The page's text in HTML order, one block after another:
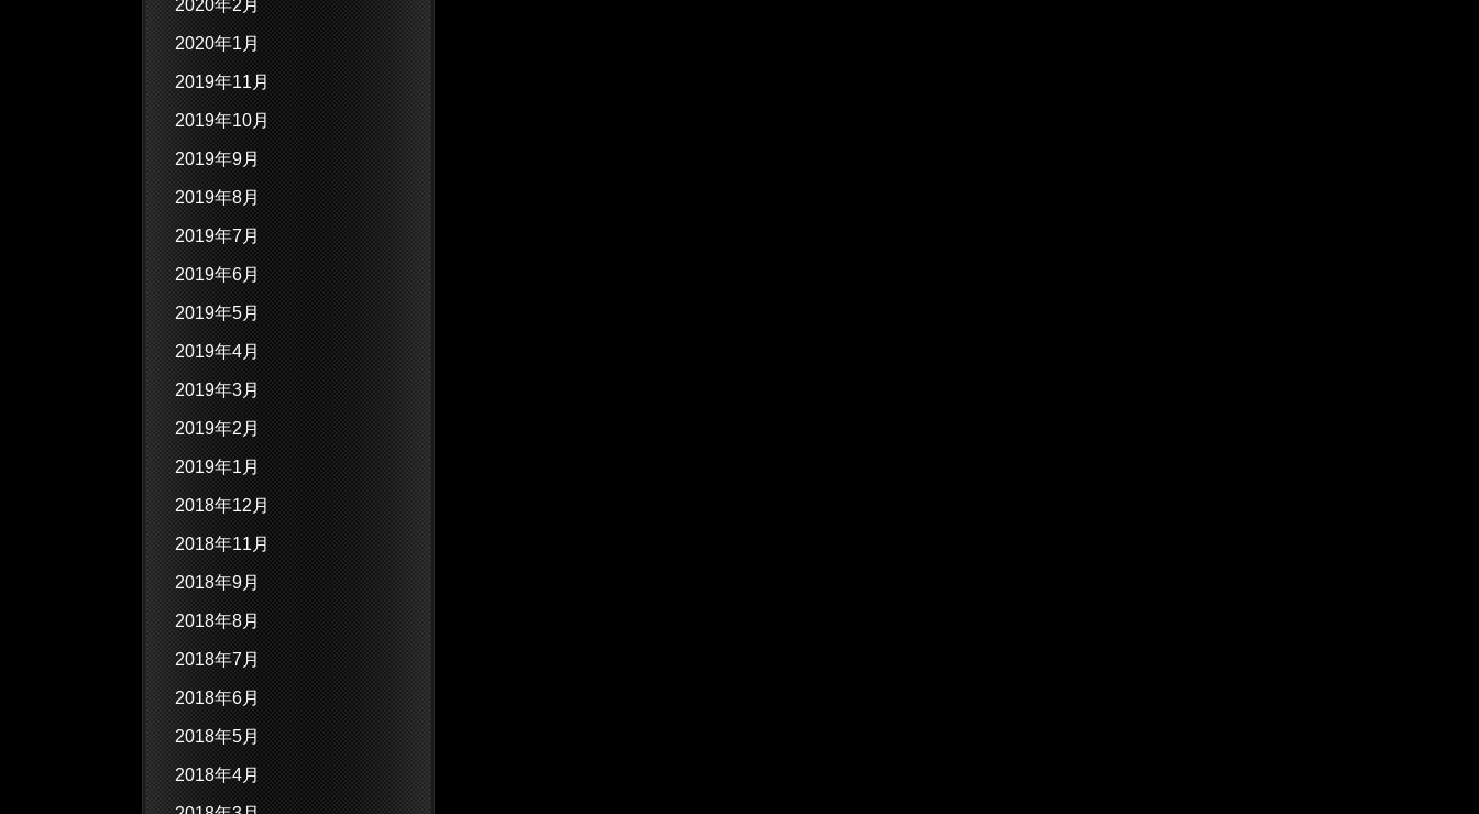
2020年2月
2020年1月
2019年11月
2019年10月
2019年9月
2019年8月
2019年7月
2019年6月
2019年5月
2019年4月
2019年3月
2019年2月
2019年1月
2018年12月
2018年11月
2018年9月
2018年8月
2018年7月
2018年6月
2018年5月
2018年4月